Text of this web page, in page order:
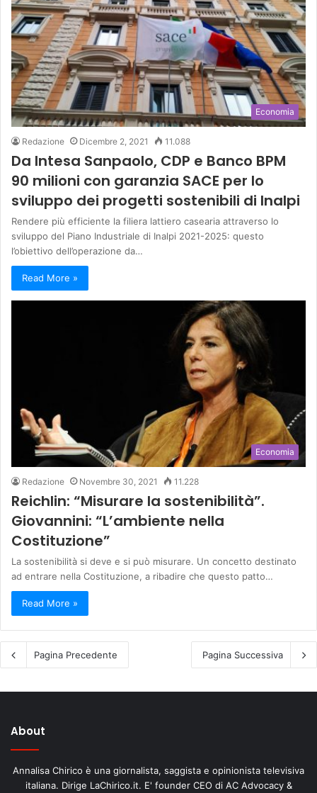
Economia
Redazione Dicembre 2, 2021 11.088
Da Intesa Sanpaolo, CDP e Banco BPM
90 milioni con garanzia SACE per lo
sviluppo dei progetti sostenibili di Inalpi
Rendere più efficiente la filiera lattiero casearia attraverso lo
sviluppo del Piano Industriale di Inalpi 2021-2025: questo
l’obiettivo dell’operazione da…
Read More »
Economia
Redazione Novembre 30, 2021 11.228
Reichlin: “Misurare la sostenibilità”.
Giovannini: “L’ambiente nella
Costituzione”
La sostenibilità si deve e si può misurare. Un concetto destinato
ad entrare nella Costituzione, a ribadire che questo patto…
Read More »
Pagina Precedente Pagina Successiva
About
Annalisa Chirico è una giornalista, saggista e opinionista televisiva
italiana. Dirige LaChirico.it. E' founder CEO di AC Advocacy &